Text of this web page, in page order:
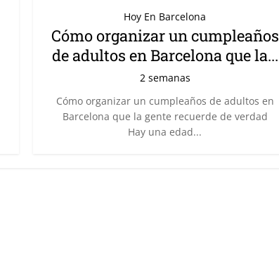
Hoy En Barcelona
Cómo organizar un cumpleaños
de adultos en Barcelona que la...
2 semanas
Cómo organizar un cumpleaños de adultos en
Barcelona que la gente recuerde de verdad
Hay una edad...